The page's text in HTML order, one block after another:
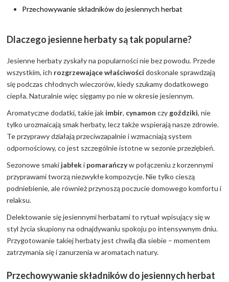
Przechowywanie składników do jesiennych herbat
Dlaczego jesienne herbaty są tak popularne?
Jesienne herbaty zyskały na popularności nie bez powodu. Przede
wszystkim, ich rozgrzewające właściwości doskonale sprawdzają
się podczas chłodnych wieczorów, kiedy szukamy dodatkowego
ciepła. Naturalnie więc sięgamy po nie w okresie jesiennym.
Aromatyczne dodatki, takie jak imbir, cynamon czygoździki, nie
tylko urozmaicają smak herbaty, lecz także wspierają nasze zdrowie.
Te przyprawy działają przeciwzapalnie i wzmacniają system
odpornościowy, co jest szczególnie istotne w sezonie przeziębień.
Sezonowe smaki jabłeki pomarańczyw połączeniu z korzennymi
przyprawami tworzą niezwykłe kompozycje. Nie tylko cieszą
podniebienie, ale również przynoszą poczucie domowego komfortu i
relaksu.
Delektowanie się jesiennymi herbatami to rytuał wpisujący się w
styl życia skupiony na odnajdywaniu spokoju po intensywnym dniu.
Przygotowanie takiej herbaty jest chwilą dla siebie – momentem
zatrzymania się i zanurzenia w aromatach natury.
Przechowywanie składników do jesiennych herbat